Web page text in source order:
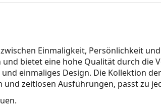
Einmaligkeit, Persönlichkeit und
bietet eine hohe Qualität durch die
einmaliges Design. Die Kollektion
zeitlosen Ausführungen, passt zu